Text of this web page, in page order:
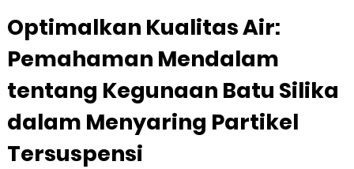
Optimalkan Kualitas Air:
Pemahaman Mendalam
tentang Kegunaan Batu Silika
dalam Menyaring Partikel
Tersuspensi